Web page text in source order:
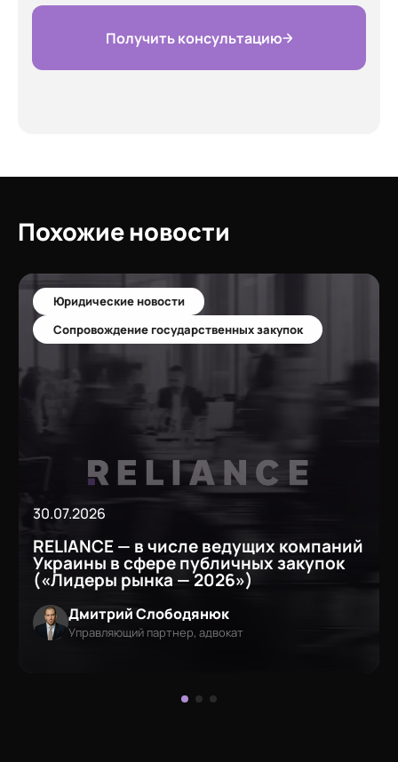
Получить консультацию
Похожие новости
Юридические новости
Сопровождение государственных закупок
30.07.2026
RELIANCE — в числе ведущих компаний
Украины в сфере публичных закупок
(«Лидеры рынка — 2026»)
Дмитрий Слободянюк
Управляющий партнер, адвокат